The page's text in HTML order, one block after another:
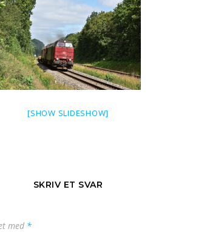
[SHOW SLIDESHOW]
SKRIV ET SVAR
med *